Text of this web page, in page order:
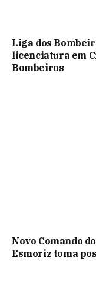
Liga dos
licenciatura em
Bombeiros
Novo Comando
Esmoriz toma